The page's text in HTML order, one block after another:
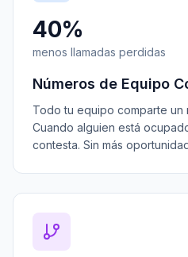
40%
menos llamadas perdidas
Números de Equipo
Todo tu equipo comparte un
Cuando alguien está
contesta. Sin más